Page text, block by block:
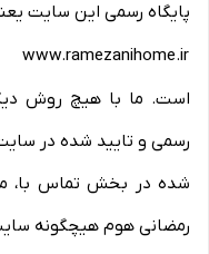
پایگاه رسمی این سایت
است. ما با هیچ روش
رسمی و تایید شده در
شده در بخش تماس با،
رمضانی هوم هیچگونه سایت